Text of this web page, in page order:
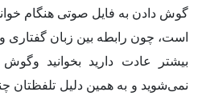
گوش دادن به فایل صوتی هنگام
است، چون رابطه بین زبان گفتاری
بیشتر عادت دارید بخوانید وگوش
نمی‌شوید و به همین دلیل تلفظتان